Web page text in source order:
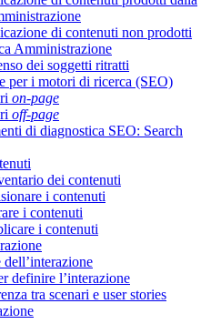
di contenuti non prodotti
Amministrazione
dei soggetti ritratti
per i motori di ricerca (SEO)
on-page
off-page
di diagnostica SEO: Search
dei contenuti
i contenuti
i contenuti
i contenuti
definire l’interazione
tra scenari e user stories